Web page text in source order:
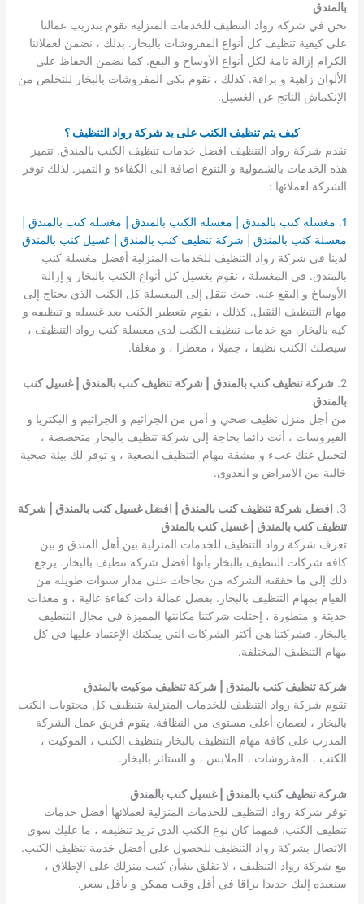
بالمندق
نحن في شركة رواد التنظيف للخدمات المنزلية نقوم بتدريب عمالنا
على كيفية تنظيف كل أنواع المفروشات بالبخار. بذلك ، نضمن لعملائنا
الكرام إزالة تامة لكل أنواع الأوساخ و البقع. كما نضمن الحفاظ على
الألوان زاهية و براقة. كذلك ، نقوم بكي المفروشات بالبخار للتخلص من
الإنكماش الناتج عن الغسيل.
كيف يتم تنظيف الكنب على يد شركة رواد التنظيف ؟
تقدم شركة رواد التنظيف افضل خدمات تنظيف الكنب بالمندق. تتميز
هذه الخدمات بالشمولية و التنوع اضافة الى الكفاءة و التميز. لذلك توفر
الشركة لعملائها :
1. مغسلة كنب بالمندق | مغسلة الكنب بالمندق | مغسلة كنب بالمندق |
مغسلة كنب بالمندق | شركة تنظيف كنب بالمندق | غسيل كنب بالمندق
لدينا في شركة رواد التنظيف للخدمات المنزلية أفضل مغسلة كنب
بالمندق. في المغسلة ، نقوم بغسيل كل أنواع الكنب بالبخار و إزالة
الأوساخ و البقع عنه. حيث ننقل إلى المغسلة كل الكنب الذي يحتاج إلى
مهام التنظيف الثقيل. كذلك ، نقوم بتعطير الكنب بعد غسيله و تنظيفه و
كيه بالبخار. مع خدمات تنظيف الكنب لدى مغسلة كنب رواد التنظيف ،
سيصلك الكنب نظيفا ، جميلا ، معطرا ، و مغلفا.
2. شركة تنظيف كنب بالمندق
| شركة تنظيف كنب بالمندق | غسيل كنب
بالمندق
من أجل منزل نظيف صحي و آمن من الجراثيم و الجراثيم و البكتريا و
الفيروسات ، أنت دائما بحاجة إلى شركة تنظيف بالبخار متخصصة ،
لتحمل عنك عبء و مشقة مهام التنظيف الصعبة ، و توفر لك بيئة صحية
خالية من الامراض و العدوى.
3. افضل شركة تنظيف كنب بالمندق | افضل غسيل كنب بالمندق | شركة
تنظيف كنب بالمندق | غسيل كنب بالمندق
تعرف شركة رواد التنظيف للخدمات المنزلية بين أهل المندق و بين
كافة شركات التنظيف بالبخار بأنها أفضل شركة تنظيف بالبخار. يرجع
ذلك إلى ما حققته الشركة من نجاحات على مدار سنوات طويلة من
القيام بمهام التنظيف بالبخار. بفضل عمالة ذات كفاءة عالية ، و معدات
حديثة و متطورة ، إحتلت شركتنا مكانتها المميزة في مجال التنظيف
بالبخار. فشركتنا هي أكثر الشركات التي يمكنك الإعتماد عليها في كل
مهام التنظيف المختلفة.
شركة تنظيف كنب بالمندق | شركة تنظيف موكيت بالمندق
تقوم شركة رواد التنظيف للخدمات المنزلية بتنظيف كل محتويات الكنب
بالبخار ، لضمان أعلى مستوى من النظافة. يقوم فريق عمل الشركة
المدرب على كافة مهام التنظيف بالبخار بتنظيف الكنب ، الموكيت ،
الكنب ، المفروشات ، الملابس ، و الستائر بالبخار.
شركة تنظيف كنب بالمندق | غسيل كنب بالمندق
توفر شركة رواد التنظيف للخدمات المنزلية لعملائها أفضل خدمات
تنظيف الكنب. فمهما كان نوع الكنب الذي تريد تنظيفه ، ما عليك سوى
الاتصال بشركة رواد التنظيف للحصول على أفضل خدمة تنظيف الكنب.
مع شركة رواد التنظيف ، لا تقلق بشأن كنب منزلك على الإطلاق ،
سنعيده إليك جديدا براقا في أقل وقت ممكن و بأقل سعر.